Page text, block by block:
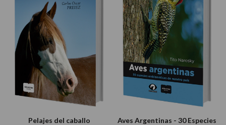
Pelajes del caballo
Aves Argentinas - 30 Especies